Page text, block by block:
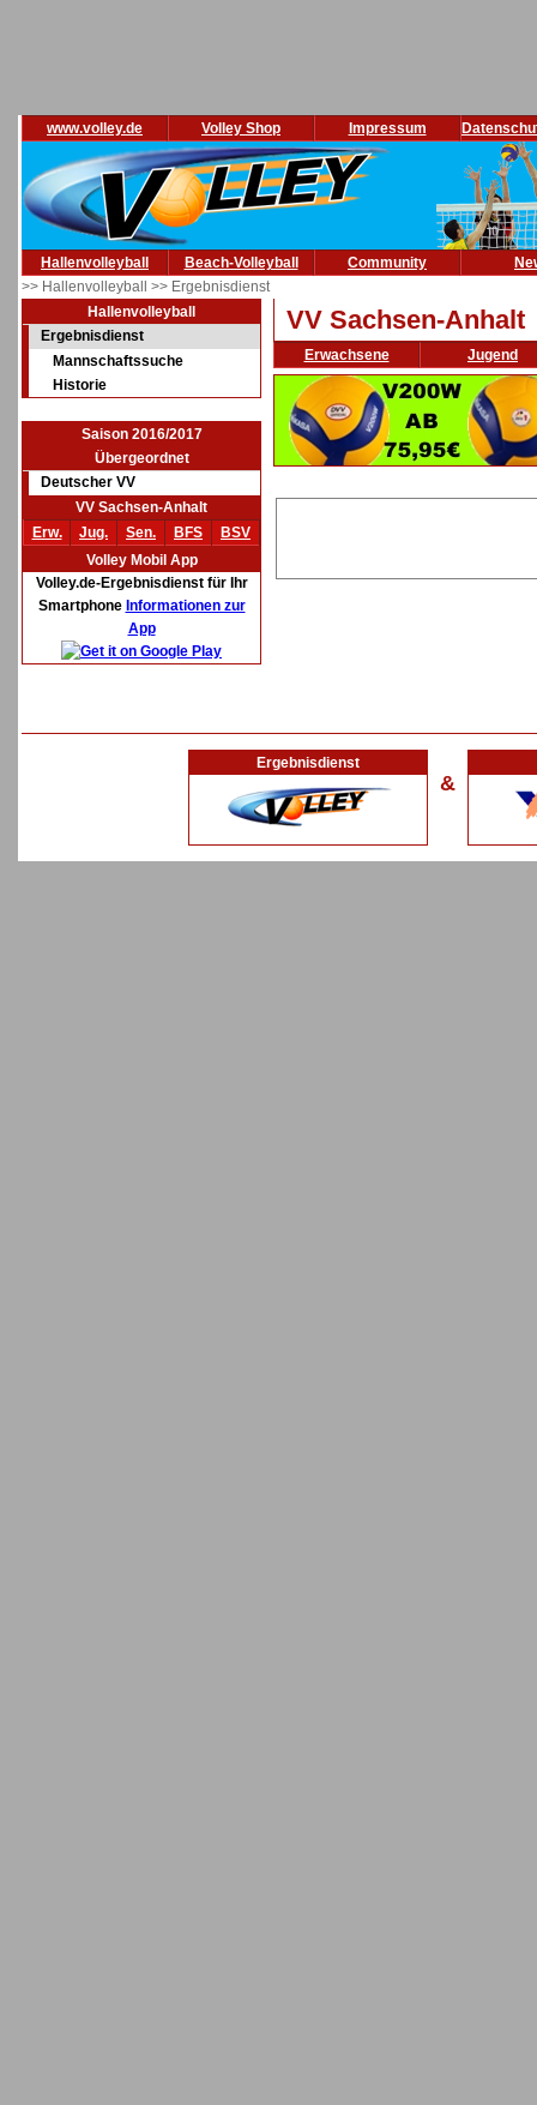
www.volley.de Volley Shop Impressum
Hallenvolleyball Beach-Volleyball Community
>> Hallenvolleyball >> Ergebnisdienst
Hallenvolleyball
Ergebnisdienst
Mannschaftssuche
Historie
Saison 2016/2017
Übergeordnet
Deutscher VV
VV Sachsen-Anhalt
Erw.
Jug. Sen. BFS
BSV
Volley Mobil App
Volley.de-Ergebnisdienst für Ihr
Smartphone Informationen zur
App
VV Sachsen-Anhalt
Erwachsene Jugend
Ergebnisdienst
&